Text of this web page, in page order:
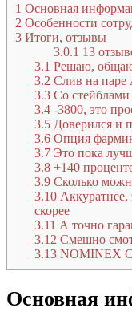
1 Основная
2 Особенности
3 Итоги, отзывы
3.0.1 13
3.1 Решаю,
3.2 Слив на
3.3 Со стейблами
3.4 -3800, это
3.5 Доверился и
3.6 Опция
3.7 Это пока
3.8 +140
3.9 Сколько
3.10 Аккуратнее,
скорее
3.11 А точно
3.12 Смешно
3.13 NOMINEX
Основная